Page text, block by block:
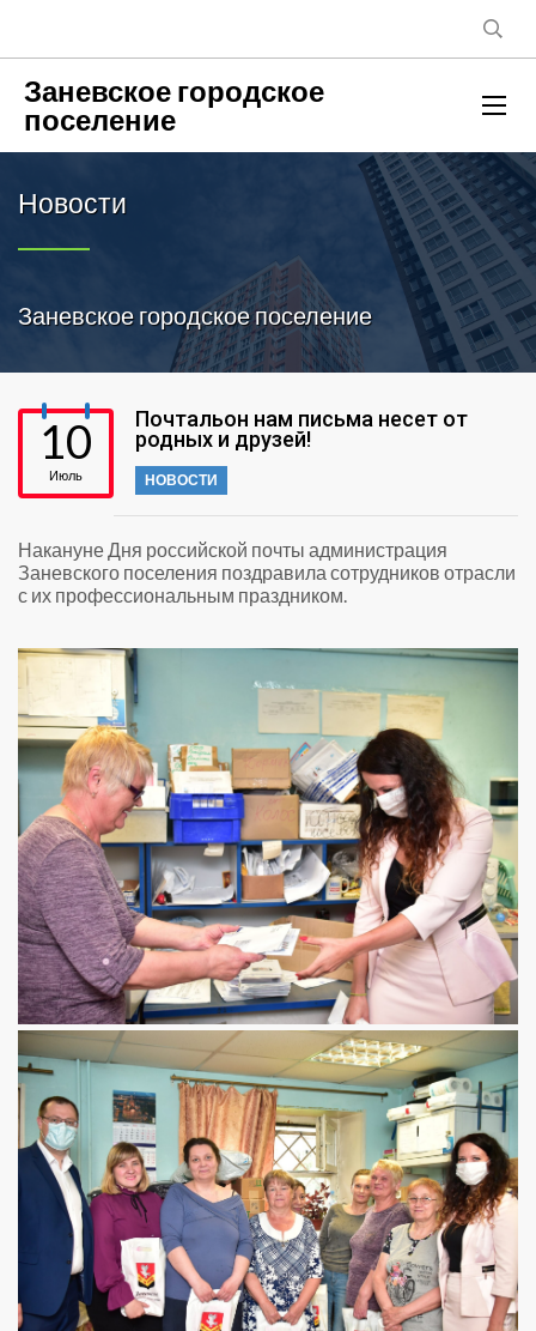
Заневское городское
поселение
Новости
Заневское городское поселение
10
Июль
Почтальон нам письма несет от
родных и друзей!
НОВОСТИ
Накануне Дня российской почты администрация
Заневского поселения поздравила сотрудников отрасли
с их профессиональным праздником.